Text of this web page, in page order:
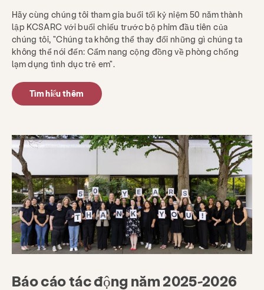
Hãy cùng chúng tôi tham gia buổi tối kỷ niệm 50 năm thành
lập KCSARC với buổi chiếu trước bộ phim đầu tiên của
chúng tôi, "Chúng ta không thể thay đổi những gì chúng ta
không thể nói đến: Cẩm nang cộng đồng về phòng chống
lạm dụng tình dục trẻ em".
Tìm hiểu thêm
Báo cáo tác động năm 2025-2026